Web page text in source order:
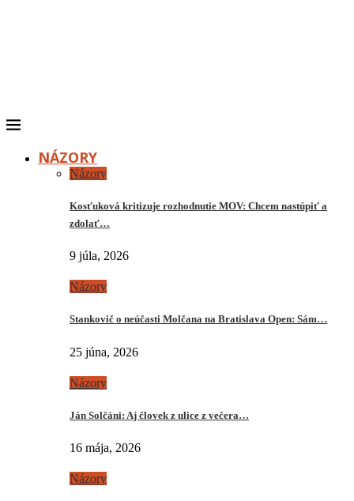
NÁZORY
Názory
Kosťuková kritizuje rozhodnutie MOV: Chcem nastúpiť a
zdolať…
9 júla, 2026
Názory
Stankovič o neúčasti Molčana na Bratislava Open: Sám…
25 júna, 2026
Názory
Ján Solčáni: Aj človek z ulice z večera…
16 mája, 2026
Názory